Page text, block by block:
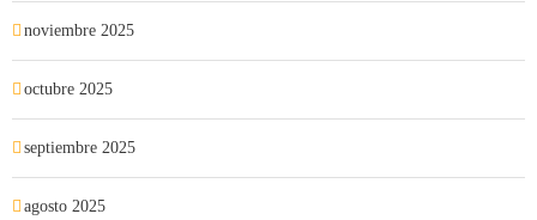
noviembre 2025
octubre 2025
septiembre 2025
agosto 2025